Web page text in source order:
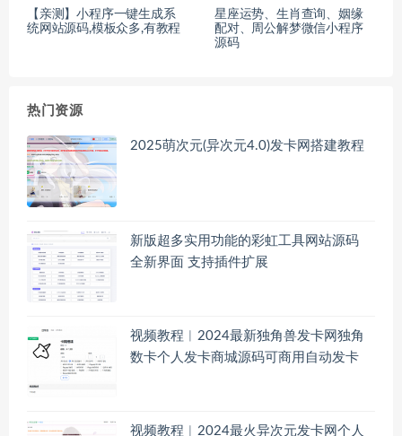
【亲测】小程序一键生成系
统网站源码,模板众多,有教程
星座运势、生肖查询、姻缘
配对、周公解梦微信小程序
源码
热门资源
2025萌次元(异次元4.0)发卡网搭建教程
新版超多实用功能的彩虹工具网站源码
全新界面 支持插件扩展
视频教程︱2024最新独角兽发卡网独角
数卡个人发卡商城源码可商用自动发卡
视频教程︱2024最火异次元发卡网个人